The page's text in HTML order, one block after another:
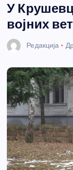
У
војних
Редакција